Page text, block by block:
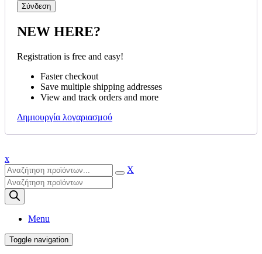
NEW HERE?
Registration is free and easy!
Faster checkout
Save multiple shipping addresses
View and track orders and more
Δημιουργία λογαριασμού
x
X
Products
search
Menu
Toggle navigation